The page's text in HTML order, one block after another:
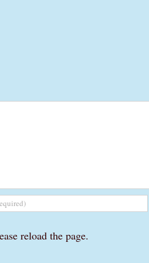
reload the page.